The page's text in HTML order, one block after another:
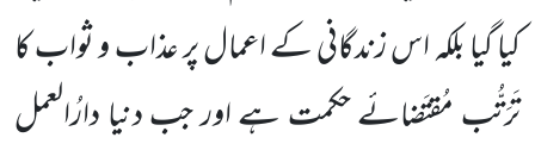
کیا گیا بلکہ اس زندگانی کے اعمال پر عذاب و ثواب کا
تَرَتُّب مُقتَضائے حکمت ہے اور جب دنیا دارُالعمل